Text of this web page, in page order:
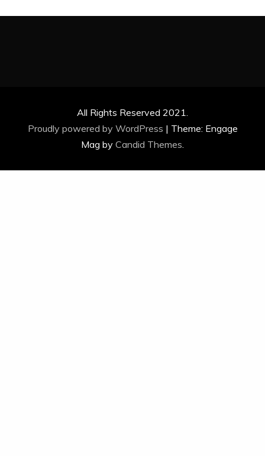
All Rights Reserved 2021.
Proudly powered by WordPress | Theme: Engage
Mag by Candid Themes